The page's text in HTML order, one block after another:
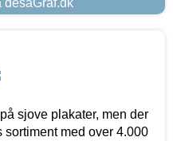
sjove plakater, men der
sortiment med over 4.000